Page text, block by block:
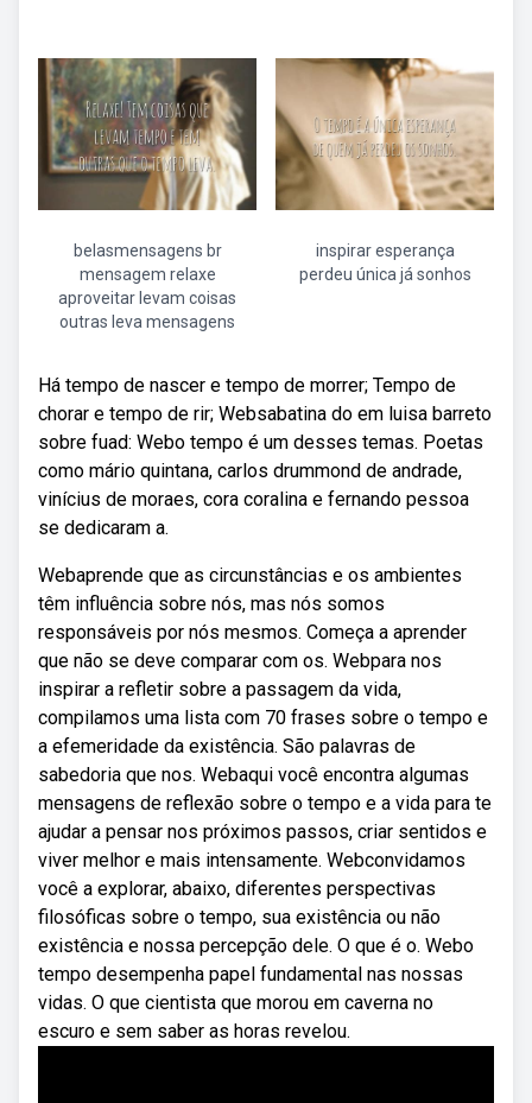
belasmensagens br
mensagem relaxe
aproveitar levam coisas
outras leva mensagens
inspirar esperança
perdeu única já sonhos
Há tempo de nascer e tempo de morrer; Tempo de
chorar e tempo de rir; Websabatina do em luisa barreto
sobre fuad: Webo tempo é um desses temas. Poetas
como mário quintana, carlos drummond de andrade,
vinícius de moraes, cora coralina e fernando pessoa
se dedicaram a.
Webaprende que as circunstâncias e os ambientes
têm influência sobre nós, mas nós somos
responsáveis por nós mesmos. Começa a aprender
que não se deve comparar com os. Webpara nos
inspirar a refletir sobre a passagem da vida,
compilamos uma lista com 70 frases sobre o tempo e
a efemeridade da existência. São palavras de
sabedoria que nos. Webaqui você encontra algumas
mensagens de reflexão sobre o tempo e a vida para te
ajudar a pensar nos próximos passos, criar sentidos e
viver melhor e mais intensamente. Webconvidamos
você a explorar, abaixo, diferentes perspectivas
filosóficas sobre o tempo, sua existência ou não
existência e nossa percepção dele. O que é o. Webo
tempo desempenha papel fundamental nas nossas
vidas. O que cientista que morou em caverna no
escuro e sem saber as horas revelou.